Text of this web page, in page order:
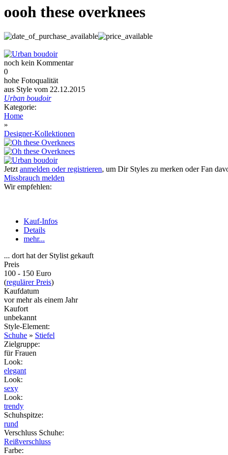
oooh these overknees
noch kein Kommentar
0
hohe Fotoqualität
aus Style vom 22.12.2015
Urban boudoir
Kategorie:
Home
»
Designer-Kollektionen
Jetzt anmelden oder registrieren, um Dir Styles zu merken oder Fan
Missbrauch melden
Wir empfehlen:
Kauf-Infos
Details
mehr...
... dort hat der Stylist gekauft
Preis
100 - 150 Euro
(regulärer Preis)
Kaufdatum
vor mehr als einem Jahr
Kaufort
unbekannt
Style-Element:
Schuhe » Stiefel
Zielgruppe:
für Frauen
Look:
elegant
Look:
sexy
Look:
trendy
Schuhspitze:
rund
Verschluss Schuhe:
Reißverschluss
Farbe: